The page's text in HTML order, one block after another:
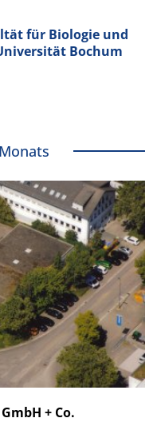
für Biologie und
Bochum
+ Co.